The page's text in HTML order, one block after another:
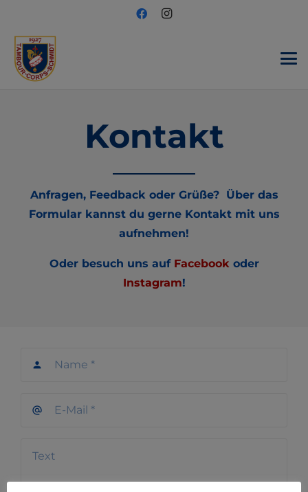
Kontakt
Anfragen, Feedback oder Grüße? Über das
Formular kannst du gerne Kontakt mit uns
aufnehmen!
Oder besuch uns auf Facebookoder
Instagram!
person
alternate_email